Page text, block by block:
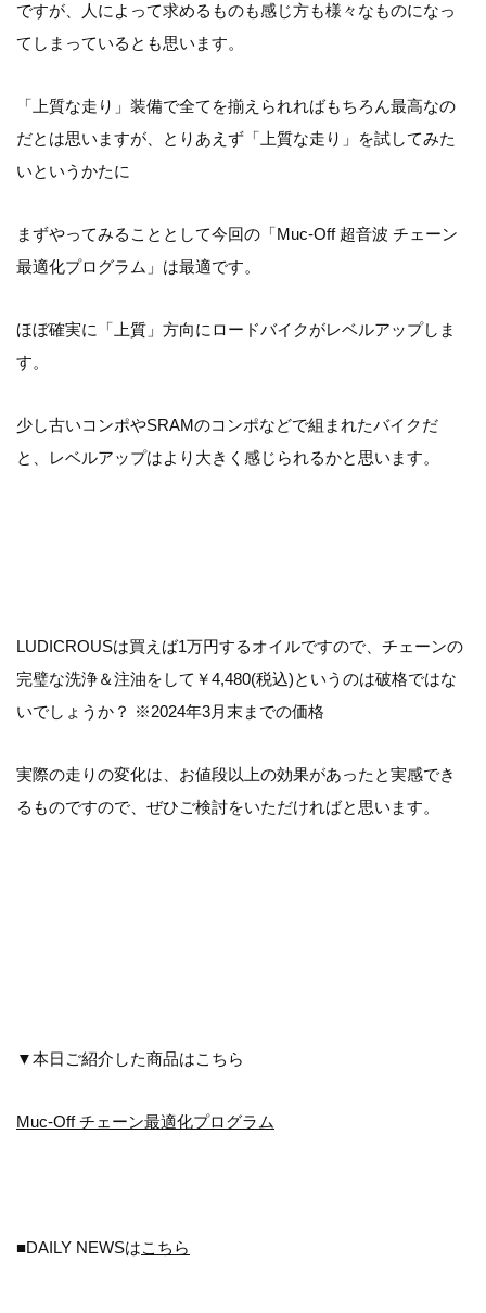
ですが、人によって求めるものも感じ方も様々なものになっ
てしまっているとも思います。
「上質な走り」装備で全てを揃えられればもちろん最高なの
だとは思いますが、とりあえず「上質な走り」を試してみた
いというかたに
まずやってみることとして今回の「Muc-Off 超音波 チェーン
最適化プログラム」は最適です。
ほぼ確実に「上質」方向にロードバイクがレベルアップしま
す。
少し古いコンポやSRAMのコンポなどで組まれたバイクだ
と、レベルアップはより大きく感じられるかと思います。
LUDICROUSは買えば1万円するオイルですので、チェーンの
完璧な洗浄＆注油をして￥4,480(税込)というのは破格ではな
いでしょうか？ ※2024年3月末までの価格
実際の走りの変化は、お値段以上の効果があったと実感でき
るものですので、ぜひご検討をいただければと思います。
▼本日ご紹介した商品はこちら
Muc-Off チェーン最適化プログラム
■DAILY NEWSはこちら